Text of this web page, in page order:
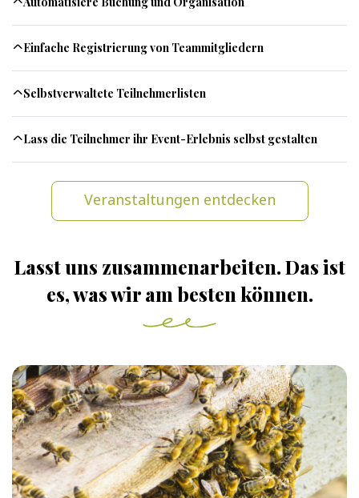
Einfache Registrierung von Teammitgliedern
Selbstverwaltete Teilnehmerlisten
Lass die Teilnehmer ihr Event-Erlebnis selbst gestalten
Veranstaltungen entdecken
Lasst uns zusammenarbeiten. Das ist
es, was wir am besten können.